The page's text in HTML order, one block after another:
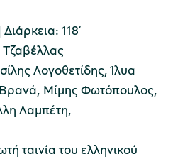
118’
Λογοθετίδης, Ίλυα
Μίμης Φωτόπουλος,
Λαμπέτη,
ταινία του ελληνικού